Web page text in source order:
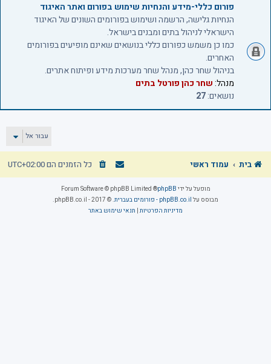
פורום כללי-מידע והנחיות שימוש בפורום ואתר האיגוד
הנחיות גלישה, הרשמה ושימוש בפורומים השונים של האיגוד
הישראלי לניהול בתים ומבנים בישראל.
כמו כן משמש כפורום כללי בנושאים שאינם מופיעים בפורומים
האחרים.
בניהול שחר כהן, מנהל שחר מערכות מידע ופיתוח אתרים.
מנהל:שחר כהן פורטל בתים
נושאים:27
עבור אל
בית עמוד ראשי כל הזמנים הםUTC+02:00
מופעל על ידי phpBB
® Forum Software © phpBB Limited
מבוסס על phpBB.co.il - פורומים בעברית
. © 2017 - phpBB.co.il.
מדיניות הפרטיות תנאי שימוש באתר